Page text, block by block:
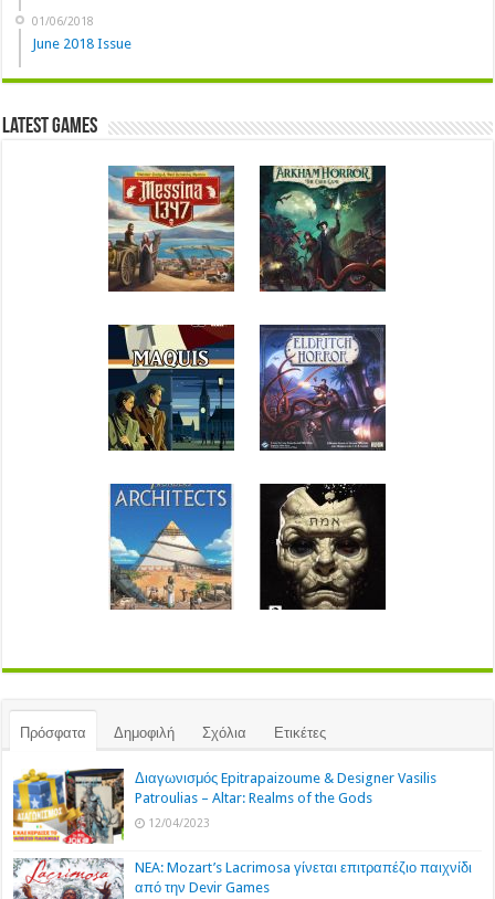
01/06/2018
June 2018 Issue
Latest Games
Πρόσφατα Δημοφιλή Σχόλια Ετικέτες
Διαγωνισμός Epitrapaizoume & Designer Vasilis
Patroulias – Altar: Realms of the Gods
12/04/2023
NEA: Mozart’s Lacrimosa γίνεται επιτραπέζιο παιχνίδι
από την Devir Games